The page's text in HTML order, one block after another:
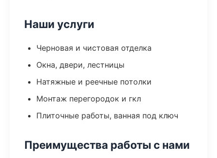
Наши услуги
Черновая и чистовая отделка
Окна, двери, лестницы
Натяжные и реечные потолки
Монтаж перегородок и гкл
Плиточные работы, ванная под ключ
Преимущества работы с нами